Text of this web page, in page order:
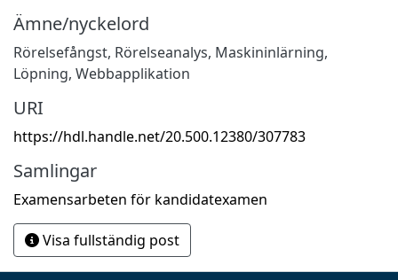
Ämne/nyckelord
Rörelsefångst, Rörelseanalys, Maskininlärning,
Löpning, Webbapplikation
URI
https://hdl.handle.net/20.500.12380/307783
Samlingar
Examensarbeten för kandidatexamen
Visa fullständig post